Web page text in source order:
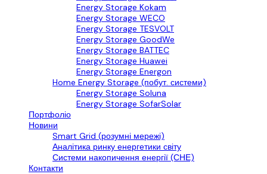
Energy Storage Kokam
Energy Storage WECO
Energy Storage TESVOLT
Energy Storage GoodWe
Energy Storage BATTEC
Energy Storage Huawei
Energy Storage Energon
Home Energy Storage (побут. системи)
Energy Storage Soluna
Energy Storage SofarSolar
Портфоліо
Новини
Smart Grid (розумні мережі)
Аналітика ринку енергетики світу
Системи накопичення енергії (СНЕ)
Контакти